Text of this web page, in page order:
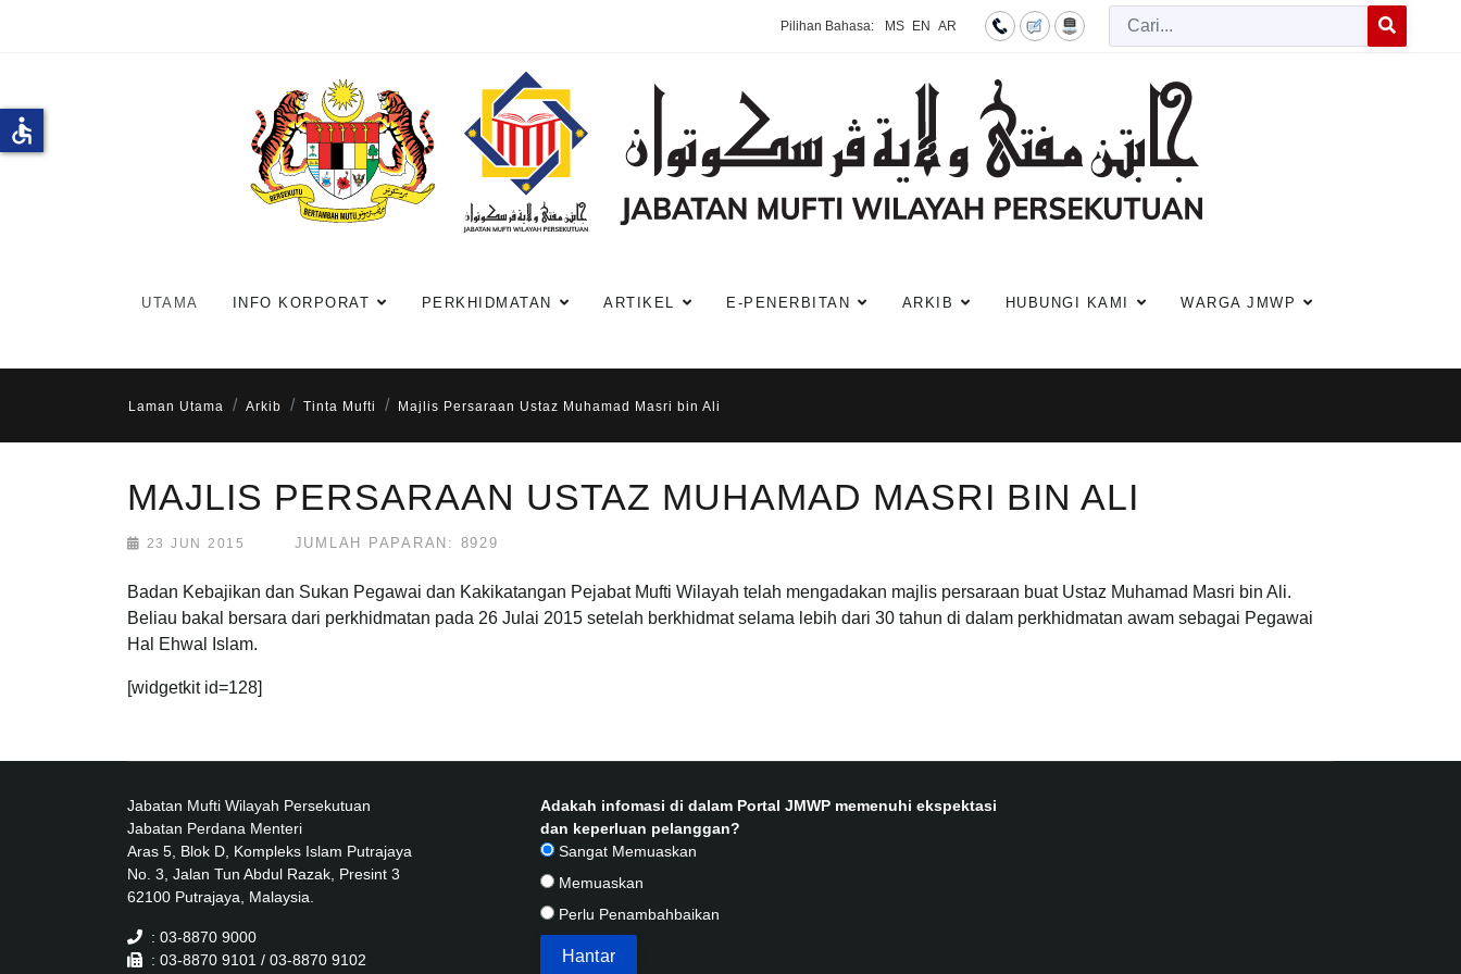
Pilihan Bahasa: MS EN AR
Cari
UTAMA INFO KORPORAT PERKHIDMATAN ARTIKEL E-PENERBITAN ARKIB HUBUNGI KAMI WARGA JMWP
Laman Utama Arkib Tinta Mufti Majlis Persaraan Ustaz Muhamad Masri bin Ali
MAJLIS PERSARAAN USTAZ MUHAMAD MASRI BIN ALI
23 JUN 2015 JUMLAH PAPARAN: 8929
Badan Kebajikan dan Sukan Pegawai dan Kakikatangan Pejabat Mufti Wilayah telah mengadakan majlis persaraan buat Ustaz Muhamad Masri bin Ali.
Beliau bakal bersara dari perkhidmatan pada 26 Julai 2015 setelah berkhidmat selama lebih dari 30 tahun di dalam perkhidmatan awam sebagai Pegawai
Hal Ehwal Islam.
[widgetkit id=128]
Jabatan Mufti Wilayah Persekutuan
Jabatan Perdana Menteri
Aras 5, Blok D, Kompleks Islam Putrajaya
No. 3, Jalan Tun Abdul Razak, Presint 3
62100 Putrajaya, Malaysia.
: 03-8870 9000
: 03-8870 9101 / 03-8870 9102
Adakah infomasi di dalam Portal JMWP memenuhi ekspektasi
dan keperluan pelanggan?
Sangat Memuaskan
Memuaskan
Perlu Penambahbaikan
accessible